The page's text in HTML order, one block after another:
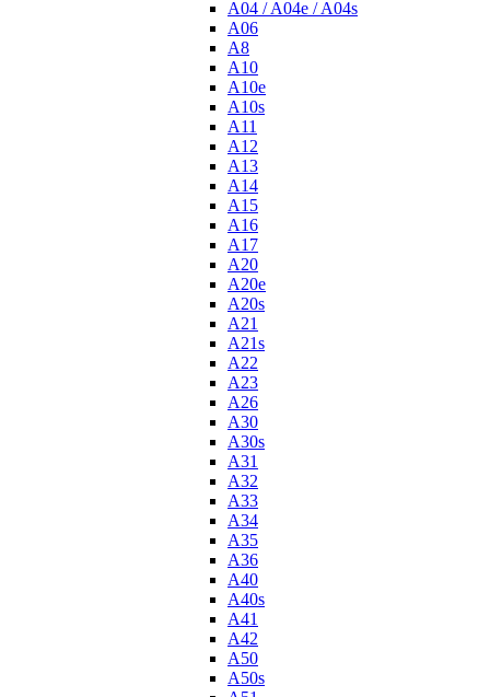
A04 / A04e / A04s
A06
A8
A10
A10e
A10s
A11
A12
A13
A14
A15
A16
A17
A20
A20e
A20s
A21
A21s
A22
A23
A26
A30
A30s
A31
A32
A33
A34
A35
A36
A40
A40s
A41
A42
A50
A50s